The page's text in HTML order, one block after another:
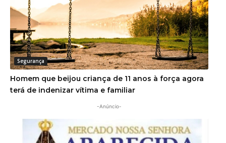
Segurança
Homem que beijou criança de 11 anos à força agora
terá de indenizar vítima e familiar
-Anúncio-